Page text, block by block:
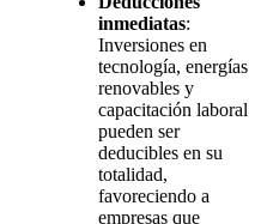
inmediatas:
Inversiones en
tecnología, energías
renovables y
capacitación laboral
pueden ser
deducibles en su
totalidad,
favoreciendo a
empresas que